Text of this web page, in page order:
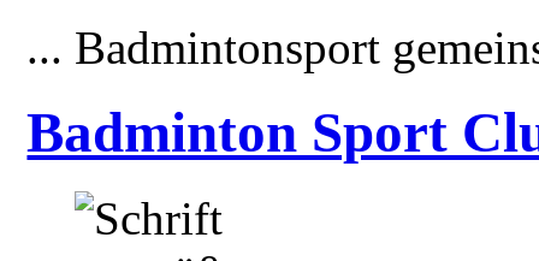
... Badmintonsport
Badminton Sport